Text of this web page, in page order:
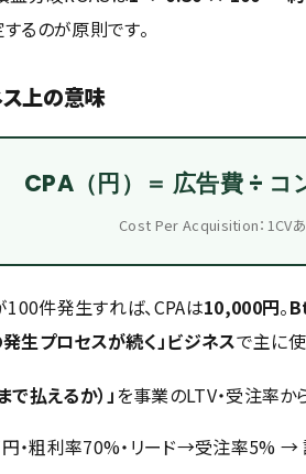
るのが原則です。
上の意味
CPA（円）＝ 広告費 ÷
Cost Per Acquisition：1CV
件発生すれば、CPAは10,000円。
生プロセスが続く」ビジネスで主に使
で払えるか）」を事業のLTV・受注率か
・粗利率70%・リード→受注率5%